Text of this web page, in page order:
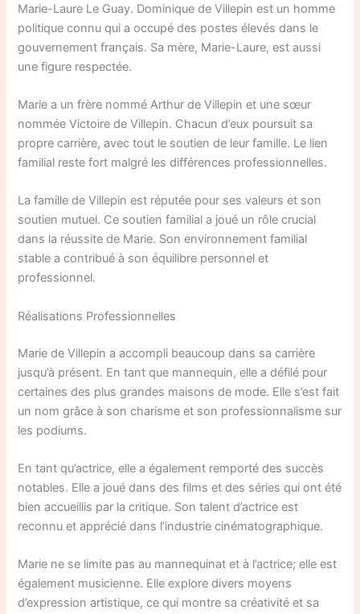
Marie-Laure Le Guay. Dominique de Villepin est un homme
politique connu qui a occupé des postes élevés dans le
gouvernement français. Sa mère, Marie-Laure, est aussi
une figure respectée.
Marie a un frère nommé Arthur de Villepin et une sœur
nommée Victoire de Villepin. Chacun d’eux poursuit sa
propre carrière, avec tout le soutien de leur famille. Le lien
familial reste fort malgré les différences professionnelles.
La famille de Villepin est réputée pour ses valeurs et son
soutien mutuel. Ce soutien familial a joué un rôle crucial
dans la réussite de Marie. Son environnement familial
stable a contribué à son équilibre personnel et
professionnel.
Réalisations Professionnelles
Marie de Villepin a accompli beaucoup dans sa carrière
jusqu’à présent. En tant que mannequin, elle a défilé pour
certaines des plus grandes maisons de mode. Elle s’est fait
un nom grâce à son charisme et son professionnalisme sur
les podiums.
En tant qu’actrice, elle a également remporté des succès
notables. Elle a joué dans des films et des séries qui ont été
bien accueillis par la critique. Son talent d’actrice est
reconnu et apprécié dans l’industrie cinématographique.
Marie ne se limite pas au mannequinat et à l’actrice; elle est
également musicienne. Elle explore divers moyens
d’expression artistique, ce qui montre sa créativité et sa